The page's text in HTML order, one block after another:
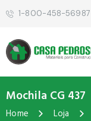
1-800-458-56987
Mochila CG 437
Home Loja